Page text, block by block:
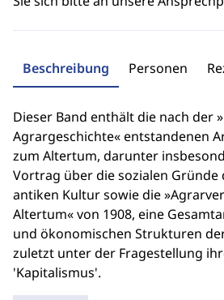
Beschreibung Personen
Dieser Band enthält die nach der
Agrargeschichte« entstandenen
zum Altertum, darunter
Vortrag über die sozialen
antiken Kultur sowie die
Altertum« von 1908, eine
und ökonomischen Strukturen
zuletzt unter der Fragestellung
'Kapitalismus'.